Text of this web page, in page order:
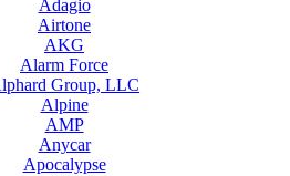
Adagio
Airtone
AKG
Alarm Force
Group, LLC
Alpine
AMP
Anycar
Apocalypse